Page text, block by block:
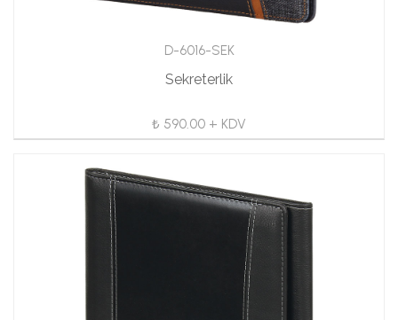
D-6016-SEK
Sekreterlik
₺ 590.00 + KDV